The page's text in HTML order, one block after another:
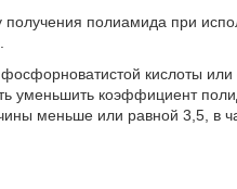
полиамида при
кислоты
уменьшить коэффициент
меньше или равной 3,5, в